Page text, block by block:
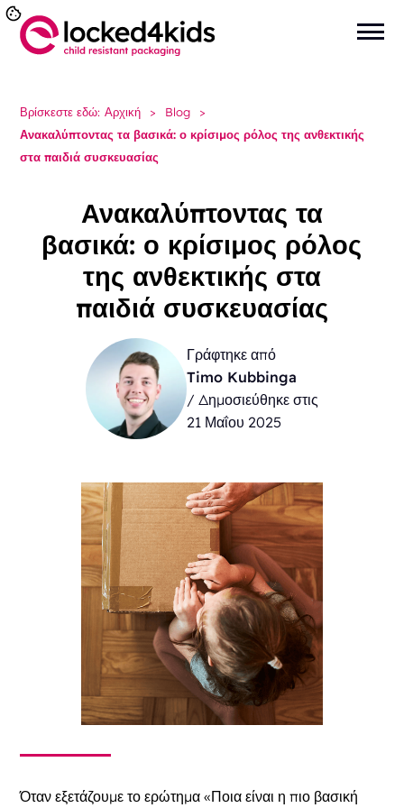
Βρίσκεστε εδώ: Αρχική > Blog
>
Ανακαλύπτοντας τα βασικά: ο κρίσιμος ρόλος της ανθεκτικής
στα παιδιά συσκευασίας
Ανακαλύπτοντας τα
βασικά: ο κρίσιμος ρόλος
της ανθεκτικής στα
παιδιά συσκευασίας
Γράφτηκε από
Timo Kubbinga
/ Δημοσιεύθηκε στις
21 Μαΐου 2025
Όταν εξετάζουμε το ερώτημα «Ποια είναι η πιο βασική